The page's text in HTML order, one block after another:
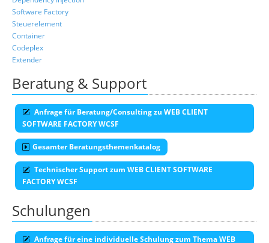
Software Factory
Steuerelement
Container
Codeplex
Extender
Beratung & Support
Anfrage für Beratung/Consulting zu WEB CLIENT
SOFTWARE FACTORY WCSF
Gesamter Beratungsthemenkatalog
Technischer Support zum WEB CLIENT SOFTWARE
FACTORY WCSF
Schulungen
Anfrage für eine individuelle Schulung zum Thema WEB